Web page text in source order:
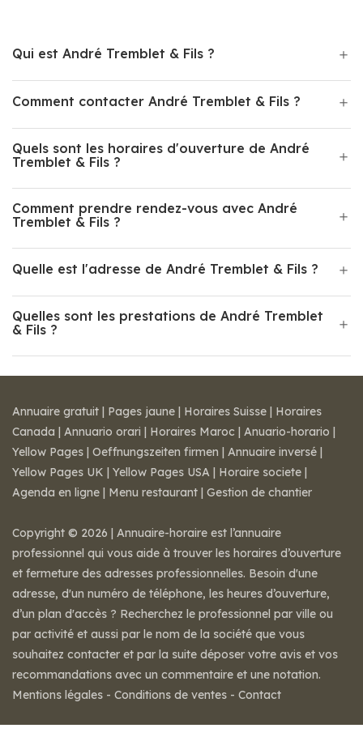
Qui est André Tremblet & Fils ?
Comment contacter André Tremblet & Fils ?
Quels sont les horaires d'ouverture de André
Tremblet & Fils ?
Comment prendre rendez-vous avec André
Tremblet & Fils ?
Quelle est l'adresse de André Tremblet & Fils ?
Quelles sont les prestations de André Tremblet
& Fils ?
Annuaire gratuit | Pages jaune | Horaires Suisse | Horaires
Canada | Annuario orari | Horaires Maroc | Anuario-horario |
Yellow Pages | Oeffnungszeiten firmen | Annuaire inversé |
Yellow Pages UK | Yellow Pages USA | Horaire societe |
Agenda en ligne | Menu restaurant | Gestion de chantier
Copyright © 2026 | Annuaire-horaire est l’annuaire
professionnel qui vous aide à trouver les horaires d’ouverture
et fermeture des adresses professionnelles. Besoin d'une
adresse, d'un numéro de téléphone, les heures d’ouverture,
d’un plan d'accès ? Recherchez le professionnel par ville ou
par activité et aussi par le nom de la société que vous
souhaitez contacter et par la suite déposer votre avis et vos
recommandations avec un commentaire et une notation.
Mentions légales - Conditions de ventes - Contact